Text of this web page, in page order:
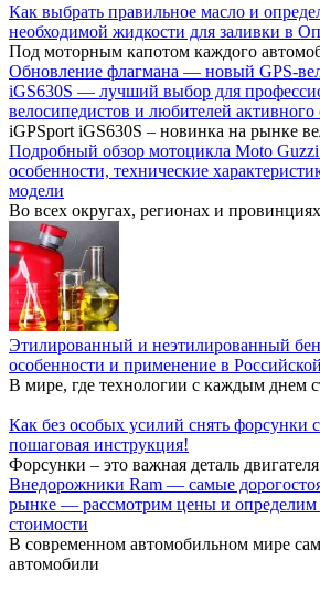
Как выбрать правильное масло и
необходимой жидкости для заливки в
Под моторным капотом каждого
Обновление флагмана — новый GPS-
iGS630S — лучший выбор для
велосипедистов и любителей активного
iGPSport iGS630S – новинка на рынке
Подробный обзор мотоцикла Moto
особенности, технические
модели
Во всех округах, регионах и
Этилированный и неэтилированный
особенности и применение в
В мире, где технологии с каждым днем
Как без особых усилий снять форсунки
пошаговая инструкция!
Форсунки – это важная деталь
Внедорожники Ram — самые
рынке — рассмотрим цены и определим
стоимости
В современном автомобильном мире
автомобили